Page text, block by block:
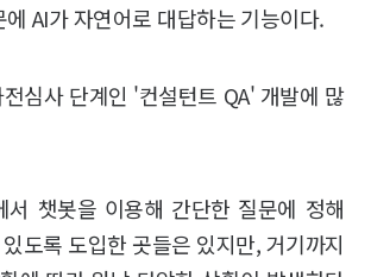
AI가 자연어로 대답하는 기능이다.
심사 단계인 '컨설턴트 QA' 개발에 많
서 챗봇을 이용해 간단한 질문에 정해
도록 도입한 곳들은 있지만, 거기까지